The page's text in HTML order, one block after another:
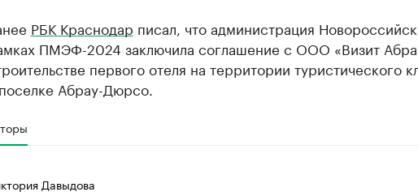
РБК Краснодар писал, что администрация
ПМЭФ-2024 заключила соглашение с ООО «Визит
первого отеля на территории туристического
Абрау-Дюрсо.
Давыдова